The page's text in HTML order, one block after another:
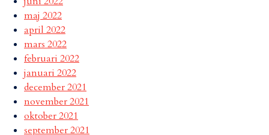
maj 2022
april 2022
mars 2022
februari 2022
januari 2022
december 2021
november 2021
oktober 2021
september 2021